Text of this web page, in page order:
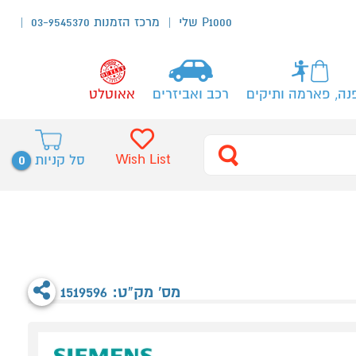
P1000 שלי מרכז הזמנות 03-9545370
פארמה ותיקים רכב ואביזרים אאוטלט
סל קניות 0 Wish List
מס' מק"ט: 1519596